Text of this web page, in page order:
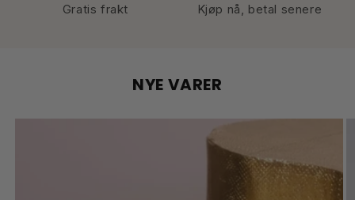
Gratis frakt Kjøp nå, betal senere
NYE VARER